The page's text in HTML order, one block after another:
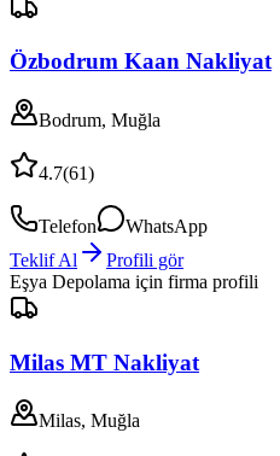
Özbodrum Kaan Nakliyat
Bodrum, Muğla
4.7(61)
Telefon
WhatsApp
Teklif Al
Profili gör
Eşya Depolama için firma profili
Milas MT Nakliyat
Milas, Muğla